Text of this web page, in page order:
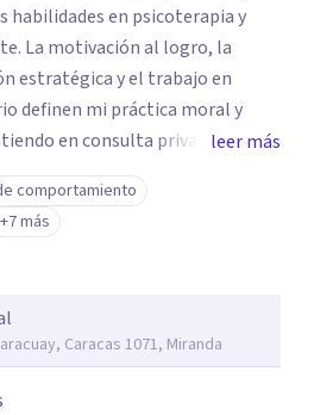
habilidades en psicoterapia y
La motivación al logro, la
estratégica y el trabajo en
definen mi práctica moral y
en consulta privada online
y dentro del servicio de
Caracas, Venezuela.
leer más
comportamiento
+7 más
Caracas 1071, Miranda